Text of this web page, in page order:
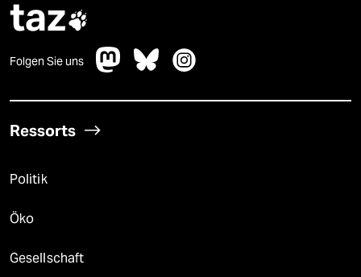
taz
Folgen Sie uns
Ressorts
Politik
Öko
Gesellschaft